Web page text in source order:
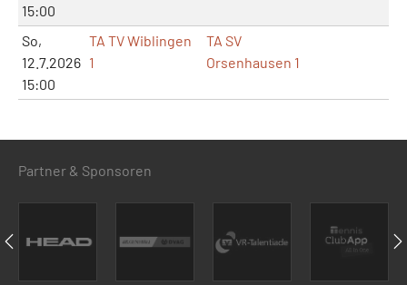
15:00
So,
12.7.2026
15:00
TA TV Wiblingen
1
TA SV
Orsenhausen 1
Partner & Sponsoren